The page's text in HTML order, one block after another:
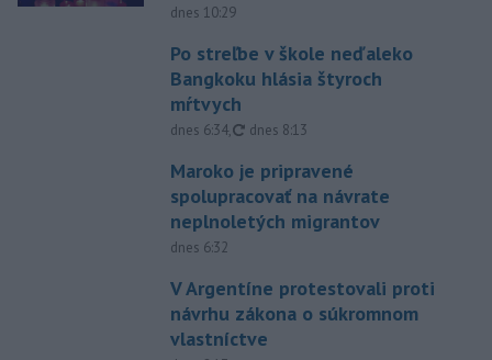
dnes 10:29
Po streľbe v škole neďaleko
Bangkoku hlásia štyroch
mŕtvych
dnes 6:34, aktualizované
dnes 8:13
Maroko je pripravené
spolupracovať na návrate
neplnoletých migrantov
dnes 6:32
V Argentíne protestovali proti
návrhu zákona o súkromnom
vlastníctve